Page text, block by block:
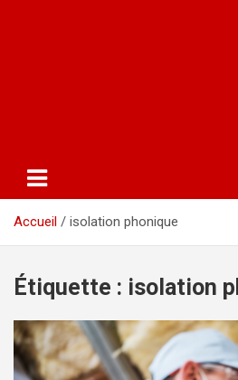
Accueil isolation phonique
Étiquette : isolation